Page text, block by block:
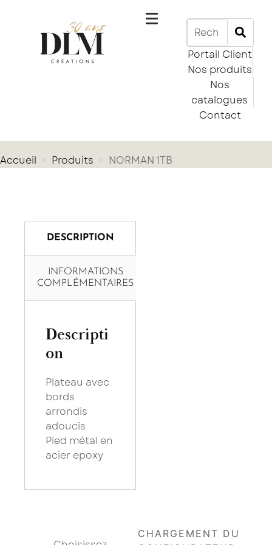
Portail Client
Nos produits
Nos
catalogues
Contact
Accueil Produits NORMAN 1TB
DESCRIPTION
INFORMATIONS
COMPLÉMENTAIRES
Descripti
on
Plateau avec
bords
arrondis
adoucis
Pied métal en
acier epoxy